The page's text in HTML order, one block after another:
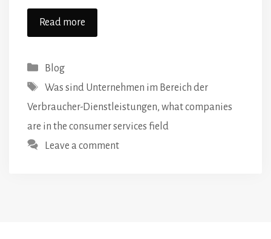
Read more
Categories
Blog
Tags
Was sind Unternehmen im Bereich der
Verbraucher-Dienstleistungen, what companies
are in the consumer services field
Leave a comment